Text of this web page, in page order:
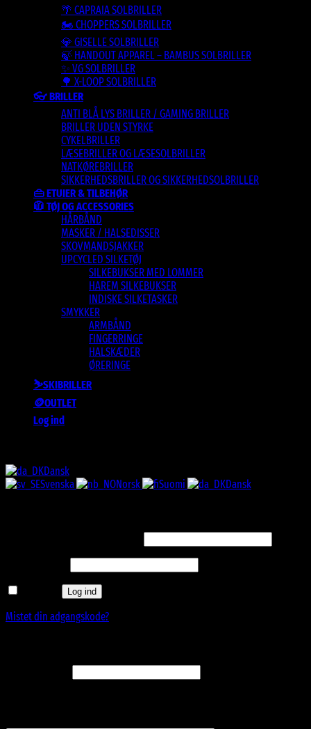
🌴 CAPRAIA SOLBRILLER
🏍️ CHOPPERS SOLBRILLER
💎 GISELLE SOLBRILLER
🍃 HANDOUT APPAREL – BAMBUS SOLBRILLER
✨ VG SOLBRILLER
🌳 X-LOOP SOLBRILLER
👓 BRILLER
ANTI BLÅ LYS BRILLER / GAMING BRILLER
BRILLER UDEN STYRKE
CYKELBRILLER
LÆSEBRILLER OG LÆSESOLBRILLER
NATKØREBRILLER
SIKKERHEDSBRILLER OG SIKKERHEDSOLBRILLER
👜 ETUIER & TILBEHØR
🧥 TØJ OG ACCESSORIES
HÅRBÅND
MASKER / HALSEDISSER
SKOVMANDSJAKKER
UPCYCLED SILKETØJ
SILKEBUKSER MED LOMMER
HAREM SILKEBUKSER
INDISKE SILKETASKER
SMYKKER
ARMBÅND
FINGERRINGE
HALSKÆDER
ØRERINGE
⛷️SKIBRILLER
🪙OUTLET
Log ind
Dansk
Svenska
Norsk Suomi Dansk
Log ind
Mistet din adgangskode?